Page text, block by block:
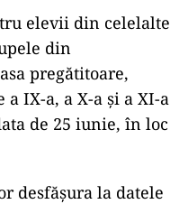
elevii din celelalte
din
pregătitoare,
a IX-a, a X-a şi a XI-a
de 25 iunie, în loc
desfăşura la datele